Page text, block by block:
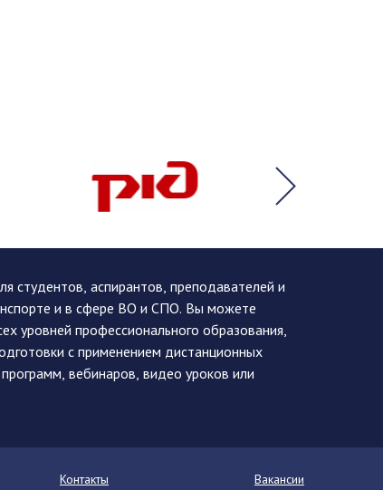
аспирантов, преподавателей и
и в сфере ВО и СПО. Вы можете
уровней профессионального образования,
с применением дистанционных
вебинаров, видео уроков или
Контакты Вакансии